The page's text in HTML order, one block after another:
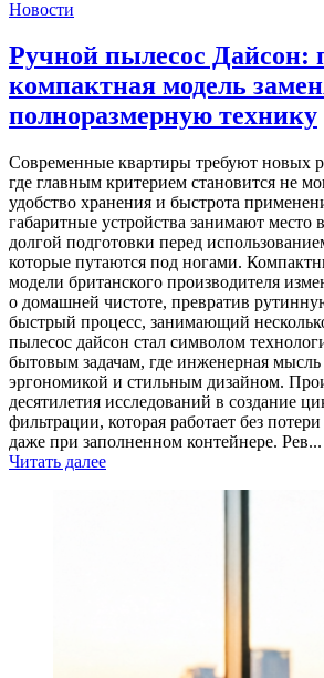
Новости
Ручной пылесос Дайсон:
компактная модель
полноразмерную технику
Современные квартиры требуют новых
где главным критерием становится не
удобство хранения и быстрота
габаритные устройства занимают место
долгой подготовки перед
которые путаются под ногами.
модели британского производителя
о домашней чистоте, превратив
быстрый процесс, занимающий
пылесос дайсон стал символом
бытовым задачам, где инженерная мысль
эргономикой и стильным дизайном.
десятилетия исследований в создание
фильтрации, которая работает без
даже при заполненном контейнере. Рев...
Читать далее